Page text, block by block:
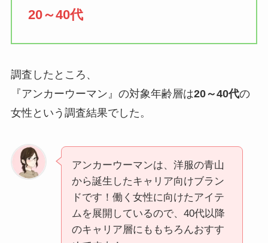
20～40代
調査したところ、
『アンカーウーマン』の対象年齢層は20～40代の
女性という調査結果でした。
アンカーウーマンは、洋服の青山
から誕生したキャリア向けブラン
ドです！働く女性に向けたアイテ
ムを展開しているので、40代以降
のキャリア層にももちろんおすす